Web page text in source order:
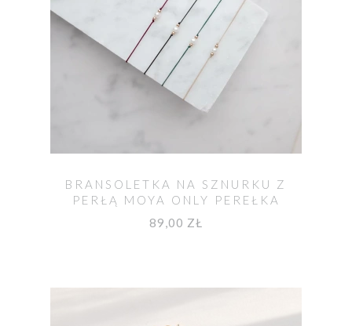
BRANSOLETKA NA SZNURKU Z
PERŁĄ MOYA ONLY PEREŁKA
89,00 ZŁ